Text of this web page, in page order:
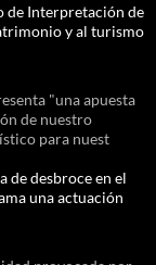
de Interpretación de
y al turismo
"una apuesta
de nuestro
para nuest
de desbroce en el
una actuación